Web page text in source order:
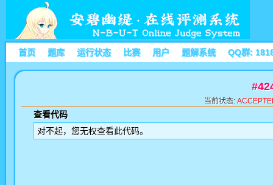
首页 题库 运行状态 比赛 用户 题解系统 QQ群:
当前状态:
查看代码
对不起，您无权查看此代码。